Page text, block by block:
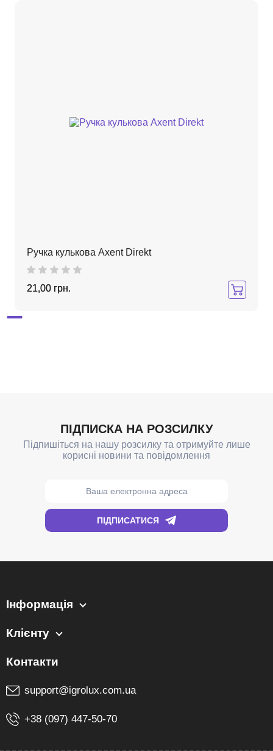
Ручка кулькова Axent Direkt
21,00 грн.
Інформація
Клієнту
support@igrolux.com.ua
+38 (097) 447-50-70